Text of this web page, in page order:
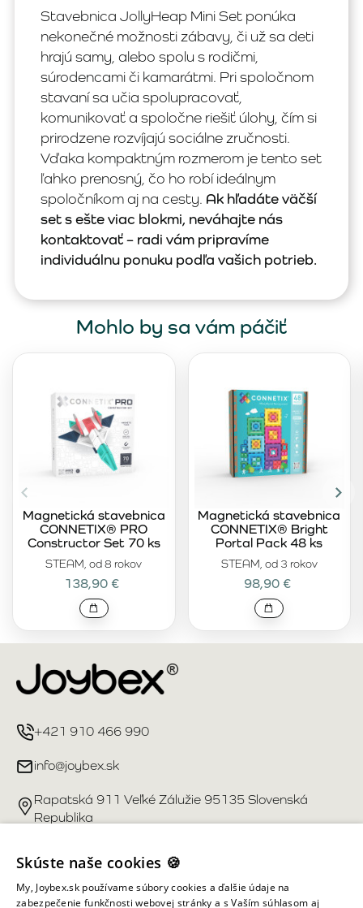
Stavebnica JollyHeap Mini Set ponúka
nekonečné možnosti zábavy, či už sa deti
hrajú samy, alebo spolu s rodičmi,
súrodencami či kamarátmi. Pri spoločnom
stavaní sa učia spolupracovať,
komunikovať a spoločne riešiť úlohy, čím si
prirodzene rozvíjajú sociálne zručnosti.
Vďaka kompaktným rozmerom je tento set
ľahko prenosný, čo ho robí ideálnym
spoločníkom aj na cesty. Ak hľadáte väčší
set s ešte viac blokmi, neváhajte nás
kontaktovať – radi vám pripravíme
individuálnu ponuku podľa vašich potrieb.
Mohlo by sa vám páčiť
STEAM, od 8 rokov
Magnetická stavebnica
CONNETIX® PRO
Constructor Set 70 ks
138,90 €
STEAM, od 3 rokov
Magnetická stavebnica
CONNETIX® Bright
Portal Pack 48 ks
98,90 €
+421 910 466 990
info@joybex.sk
Rapatská 911 Veľké Zálužie 95135 Slovenská
Republika
Užitočné odkazy
Účet
Skúste naše cookies 🍪
My, Joybex.sk používame súbory cookies a ďalšie údaje na
zabezpečenie funkčnosti webovej stránky a s Vaším súhlasom aj